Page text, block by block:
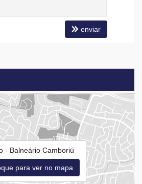
enviar
- Balneário Camboriú
para ver no mapa